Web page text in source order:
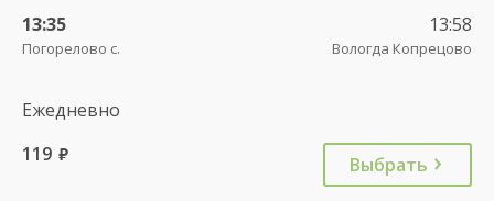
13:35
Погорелово с.
13:58
Вологда Копрецово
Ежедневно
119 руб. Выбрать